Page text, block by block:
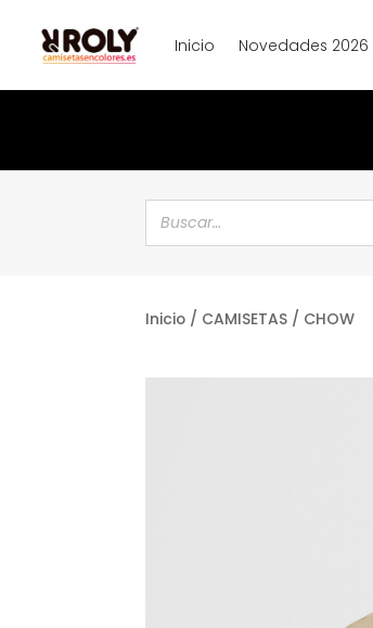
Inicio Novedades 2026
Inicio / CAMISETAS / CHOW